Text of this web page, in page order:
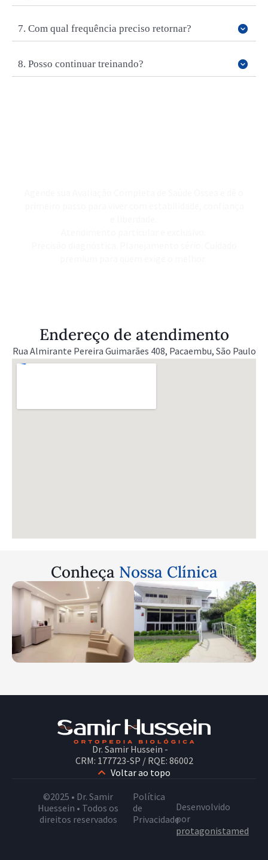
7. Com qual frequência preciso retornar?
8. Posso continuar treinando?
Endereço de atendimento
Rua Almirante Pereira Guimarães 408, Pacaembu, São Paulo
Conheça Nossa Clínica
Dr. Samir Hussein -
CRM: 177723-SP / RQE: 86002
Voltar ao topo
©2025 • Dr. Samir
Huessein • Todos os
direitos reservados
Política
de
Privacidade
Desenvolvido
por
protagonistamed